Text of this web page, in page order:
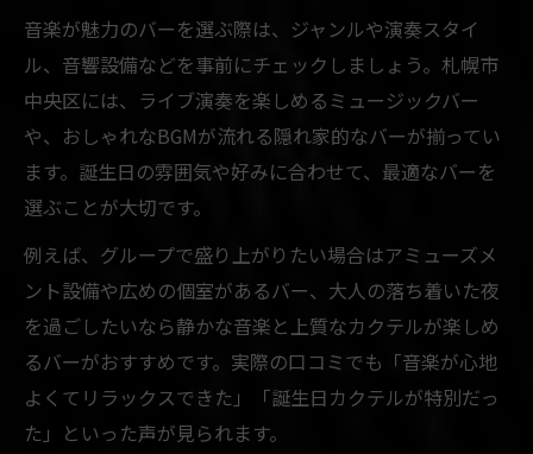
音楽が魅力のバーを選ぶ際は、ジャンルや演奏スタイ
ル、音響設備などを事前にチェックしましょう。札幌市
中央区には、ライブ演奏を楽しめるミュージックバー
や、おしゃれなBGMが流れる隠れ家的なバーが揃ってい
ます。誕生日の雰囲気や好みに合わせて、最適なバーを
選ぶことが大切です。
例えば、グループで盛り上がりたい場合はアミューズメ
ント設備や広めの個室があるバー、大人の落ち着いた夜
を過ごしたいなら静かな音楽と上質なカクテルが楽しめ
るバーがおすすめです。実際の口コミでも「音楽が心地
よくてリラックスできた」「誕生日カクテルが特別だっ
た」といった声が見られます。